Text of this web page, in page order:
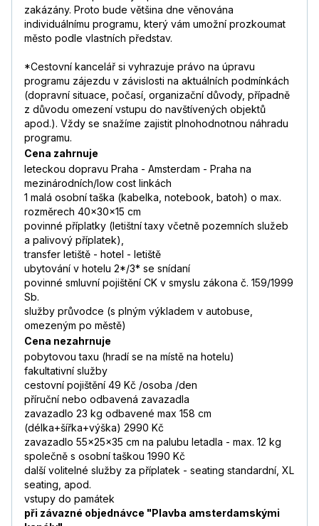
zakázány. Proto bude většina dne věnována
individuálnímu programu, který vám umožní prozkoumat
město podle vlastních představ.
*Cestovní kancelář si vyhrazuje právo na úpravu
programu zájezdu v závislosti na aktuálních podmínkách
(dopravní situace, počasí, organizační důvody, případně
z důvodu omezení vstupu do navštívených objektů
apod.). Vždy se snažíme zajistit plnohodnotnou náhradu
programu.
Cena zahrnuje
leteckou dopravu Praha - Amsterdam - Praha na
mezinárodních/low cost linkách
1 malá osobní taška (kabelka, notebook, batoh) o max.
rozměrech 40x30x15 cm
povinné příplatky (letištní taxy včetně pozemních služeb
a palivový příplatek),
transfer letiště - hotel - letiště
ubytování v hotelu 2*/3* se snídaní
povinné smluvní pojištění CK v smyslu zákona č. 159/1999
Sb.
služby průvodce (s plným výkladem v autobuse,
omezeným po městě)
Cena nezahrnuje
pobytovou taxu (hradí se na místě na hotelu)
fakultativní služby
cestovní pojištění 49 Kč /osoba /den
příruční nebo odbavená zavazadla
zavazadlo 23 kg odbavené max 158 cm
(délka+šířka+výška) 2990 Kč
zavazadlo 55x25x35 cm na palubu letadla - max. 12 kg
společně s osobní taškou 1990 Kč
další volitelné služby za příplatek - seating standardní, XL
seating, apod.
vstupy do památek
při závazné objednávce "Plavba amsterdamskými